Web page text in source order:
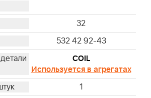
32
532 42 92-43
COIL
Используется в агрегатах
1